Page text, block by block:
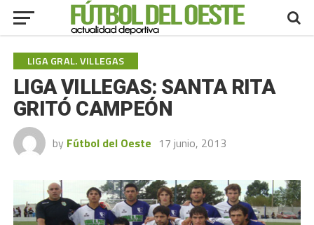
LIGA GRAL. VILLEGAS
LIGA VILLEGAS: SANTA RITA
GRITÓ CAMPEÓN
by Fútbol del Oeste 17 junio, 2013